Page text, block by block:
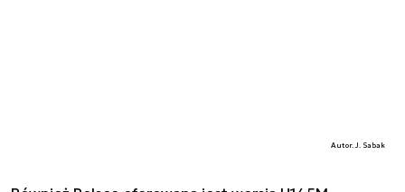
Autor. J. Sabak